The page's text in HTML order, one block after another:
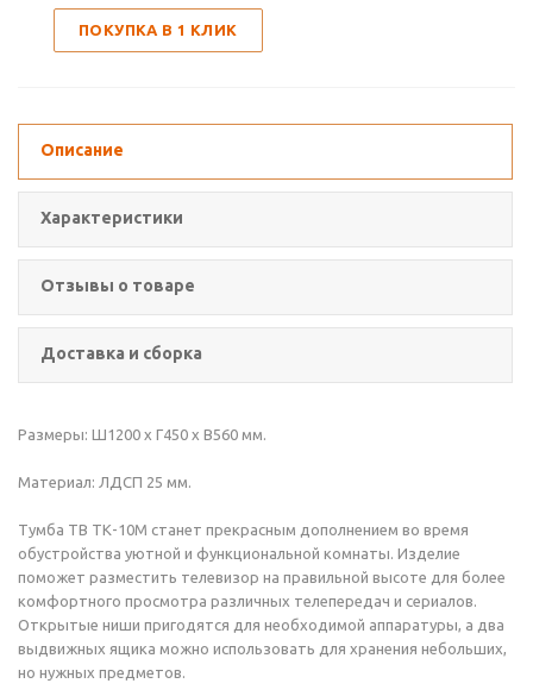
ПОКУПКА В 1 КЛИК
Описание
Характеристики
Отзывы о товаре
Доставка и сборка
Размеры: Ш1200 х Г450 х В560 мм.
Материал: ЛДСП 25 мм.
Тумба ТВ ТК-10М станет прекрасным дополнением во время
обустройства уютной и функциональной комнаты. Изделие
поможет разместить телевизор на правильной высоте для более
комфортного просмотра различных телепередач и сериалов.
Открытые ниши пригодятся для необходимой аппаратуры, а два
выдвижных ящика можно использовать для хранения небольших,
но нужных предметов.